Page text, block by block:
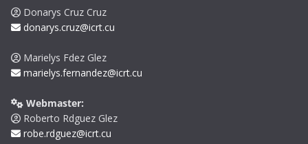
Donarys Cruz Cruz
donarys.cruz@icrt.cu
Marielys Fdez Glez
marielys.fernandez@icrt.cu
Webmaster:
Roberto Rdguez Glez
robe.rdguez@icrt.cu